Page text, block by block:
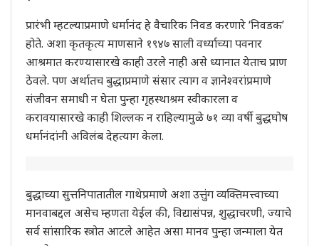
प्रारंभी म्हटल्याप्रमाणे धर्मानंद हे वैचारिक निवड करणारे ‘निवडक’
होते. अशा कृतकृत्य माणसाने १९४७ साली वर्ध्याच्या पवनार
आश्रमात करण्यासारखे काही उरले नाही असे ध्यानात येताच प्राण
ठेवले. पण अर्थातच बुद्धाप्रमाणे संसार त्याग व ज्ञानेश्‍वरांप्रमाणे
संजीवन समाधी न घेता पुन्हा गृहस्थाश्रम स्वीकारला व
करावयासारखे काही शिल्लक न राहिल्यामुळे ७१ व्या वर्षी बुद्धघोष
धर्मानंदांनी अविलंब देहत्याग केला.
बुद्धाच्या सुत्तनिपातातील गाथेप्रमाणे अशा उत्तुंग व्यक्तिमत्त्वाच्या
मानवाबद्दल असेच म्हणता येईल की, विद्यासंपन्न, शुद्धाचरणी, ज्याचे
सर्व सांसारिक स्त्रोत आटले आहेत असा मानव पुन्हा जन्माला येत